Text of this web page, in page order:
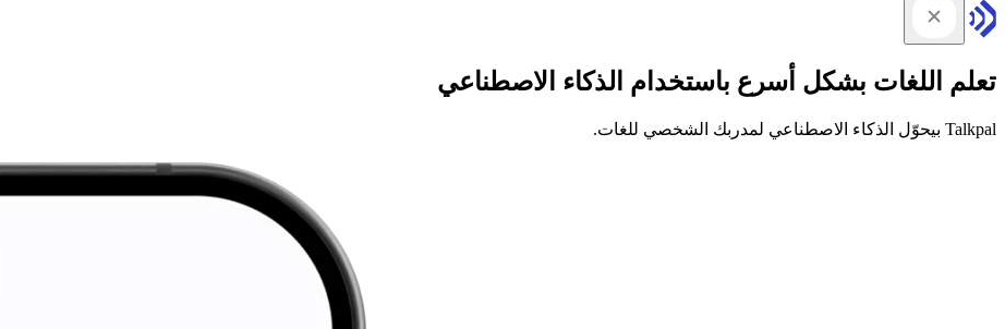
تعلم اللغات بشكل أسرع باستخدام الذكاء الاصطناعي
Talkpal بيحوّل الذكاء الاصطناعي لمدربك الشخصي للغات.